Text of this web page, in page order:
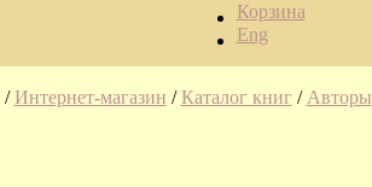
Корзина
Eng
/Интернет-магазин /Каталог книг / Авторы